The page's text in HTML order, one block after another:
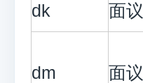
dk 面议
dm 面议